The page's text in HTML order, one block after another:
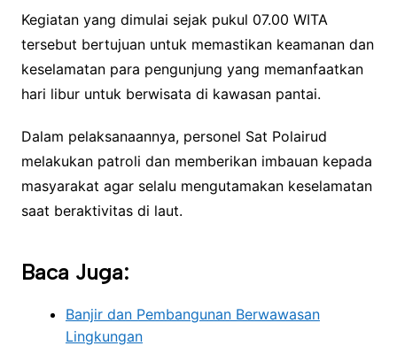
Kegiatan yang dimulai sejak pukul 07.00 WITA
tersebut bertujuan untuk memastikan keamanan dan
keselamatan para pengunjung yang memanfaatkan
hari libur untuk berwisata di kawasan pantai.
Dalam pelaksanaannya, personel Sat Polairud
melakukan patroli dan memberikan imbauan kepada
masyarakat agar selalu mengutamakan keselamatan
saat beraktivitas di laut.
Baca Juga:
Banjir dan Pembangunan Berwawasan
Lingkungan